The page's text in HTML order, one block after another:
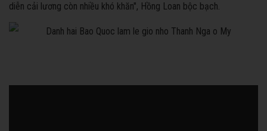
diễn cải lương còn nhiều khó khăn", Hồng Loan bộc bạch.